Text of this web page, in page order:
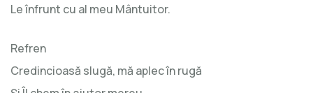
Le înfrunt cu al meu Mântuitor.
Refren
Credincioasă slugă, mă aplec în rugă